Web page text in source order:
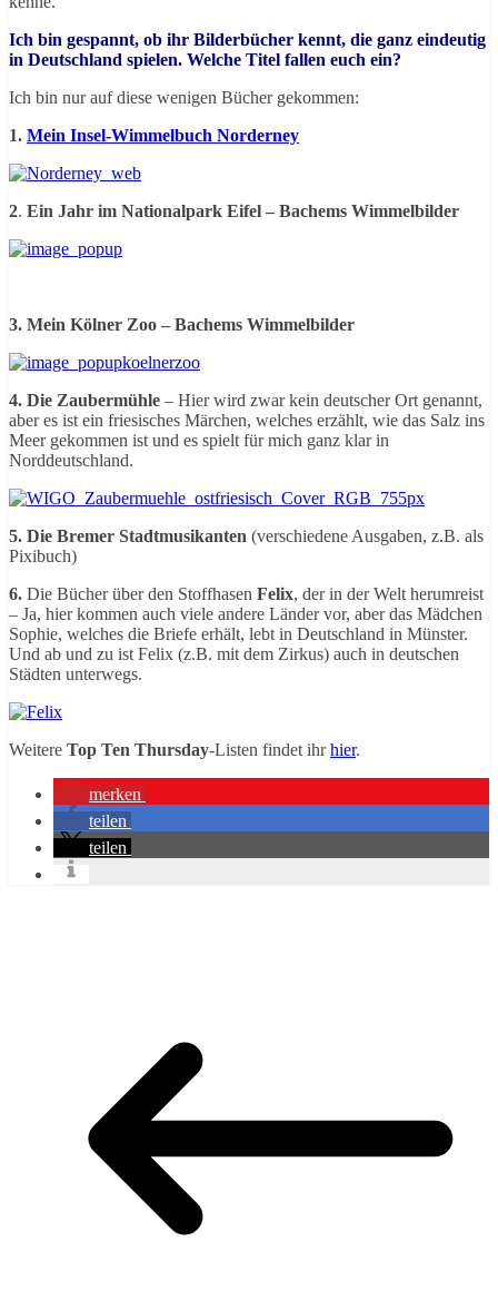
Ich bin gespannt, ob ihr Bilderbücher kennt, die ganz eindeutig
in Deutschland spielen. Welche Titel fallen euch ein?
Ich bin nur auf diese wenigen Bücher gekommen:
1. Mein Insel-Wimmelbuch Norderney
2. Ein Jahr im Nationalpark Eifel – Bachems Wimmelbilder
3. Mein Kölner Zoo – Bachems Wimmelbilder
4. Die Zaubermühle – Hier wird zwar kein deutscher Ort genannt,
aber es ist ein friesisches Märchen, welches erzählt, wie das Salz ins
Meer gekommen ist und es spielt für mich ganz klar in
Norddeutschland.
5. Die Bremer Stadtmusikanten (verschiedene Ausgaben, z.B. als
Pixibuch)
6. Die Bücher über den Stoffhasen Felix, der in der Welt herumreist
– Ja, hier kommen auch viele andere Länder vor, aber das Mädchen
Sophie, welches die Briefe erhält, lebt in Deutschland in Münster.
Und ab und zu ist Felix (z.B. mit dem Zirkus) auch in deutschen
Städten unterwegs.
Weitere Top Ten Thursday-Listen findet ihrhier.
merken
teilen
teilen